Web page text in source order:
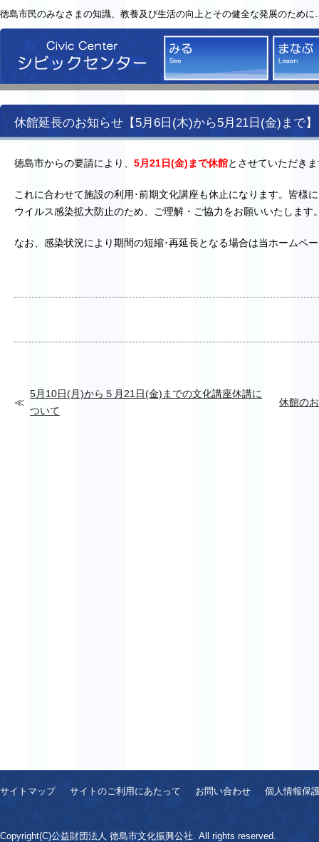
徳島市民のみなさまの知識、教養及び生活の向上とその健全な発展のため
シビックセンター
みる
休館延長のお知らせ【5月6日(木)から5月21日(金)まで】
徳島市からの要請により、 5月21日(金)まで休館とさせていただき
これに合わせて施設の利用･前期文化講座も休止になります。皆様
ウイルス感染拡大防止のため、ご理解・ご協力をお願いいたします
なお、感染状況により期間の短縮･再延長となる場合は当ホームペ
5月10日(月)から５月21日(金)までの文化講座休講に
ついて
休館の
サイトマップ サイトのご利用にあたって お問い合わせ 個人情報保
Copyright(C)公益財団法人 徳島市文化振興公社. All rights reserved.